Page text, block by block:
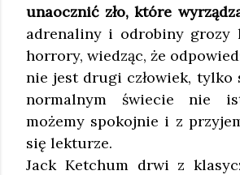
unaocznić zło, które
adrenaliny i odrobiny grozy
horrory, wiedząc, że
nie jest drugi człowiek, tylko
normalnym świecie nie
możemy spokojnie i z
się lekturze.
Jack Ketchum drwi z